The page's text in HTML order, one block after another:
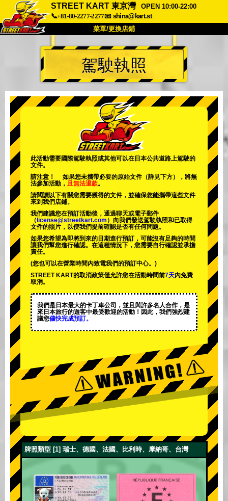
STREET KART 東京灣
OPEN 10:00-22:00
📞+81-80-2277-2277📧 shina@kart.st
菜單/更換店鋪
首頁
關於 規格 價格
公司 預訂
更換店鋪
東京 秋葉原 #2 東京 澀谷
東京 澀谷附店
東京 淺草
沖繩
駕駛執照
此活動需要國際駕駛執照或其他可以在日本公共道路上駕駛的
文件。
請注意！ 如果您未攜帶必要的原始文件（詳見下方），將無
法參加活動， 且無法退款。
請閱讀以下有關您需要獲得的文件，並確保您能攜帶這些文件
來到我們店鋪。
我們建議您在預訂活動後，通過聊天或電子郵件
（ license@streetkart.com ）向我們發送駕駛執照和已取得
文件的照片，以便我們提前確認是否有任何問題。
如果您希望為即將到來的日期進行預訂，可能沒有足夠的時間
讓我們幫您進行確認。在這種情況下，您需要自行確認並承擔
責任。
(您也可以在營業時間內致電我們的預訂中心。)
STREET KART的取消政策僅允許您在活動時間前7天內免費
取消。
我們是日本最大的卡丁車公司，並且與許多名人合作，是
來日本旅行的遊客中最受歡迎的活動 ！因此，我們強烈建
議您儘快完成預訂。
牌照類型 [1] 瑞士、德國、法國、比利時、摩納哥、台灣